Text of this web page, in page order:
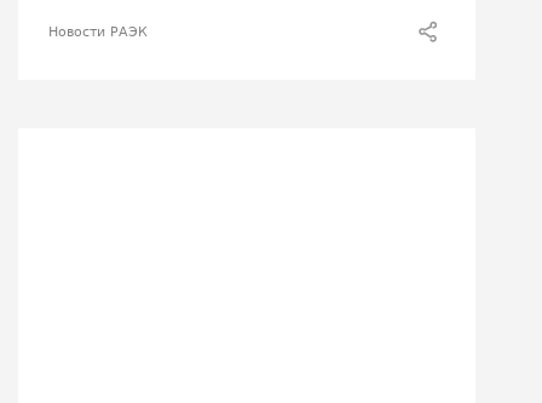
Новости РАЭК